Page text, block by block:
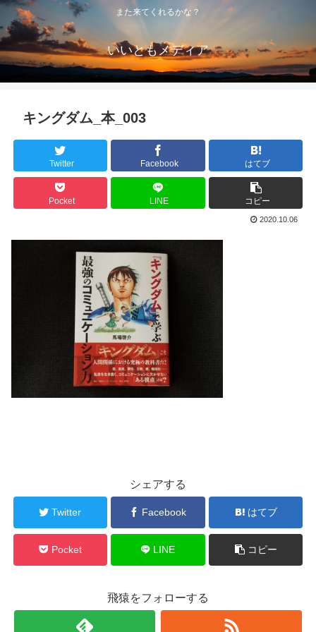
また来てくれるかな？
いいともメディア
キングダム_本_003
Twitter Facebook はてブ
Pocket LINE コピー
2020.10.06
シェアする
Twitter Facebook はてブ
Pocket LINE コピー
飛猿をフォローする